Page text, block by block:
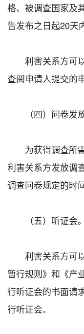
格、被调查国家及
告发布之日起20天
利害关系方可以
查阅申请人提交的
（四）问卷发放
为获得调查所需
利害关系方发放调
调查问卷规定的时
（五）听证会。
利害关系方可以
暂行规则》和《产
行听证会的书面请
行听证会。